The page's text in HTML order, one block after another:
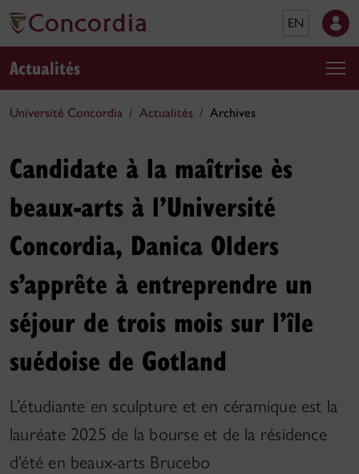
EN
Actualités
Université Concordia Actualités Archives
Candidate à la maîtrise ès
beaux-arts à l’Université
Concordia, Danica Olders
s’apprête à entreprendre un
séjour de trois mois sur l’île
suédoise de Gotland
L’étudiante en sculpture et en céramique est la
lauréate 2025 de la bourse et de la résidence
d’été en beaux-arts Brucebo